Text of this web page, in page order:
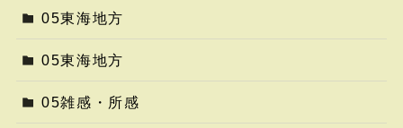
05東海地方
05東海地方
05雑感・所感